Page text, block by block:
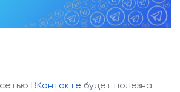
ВКонтакте будет полезна